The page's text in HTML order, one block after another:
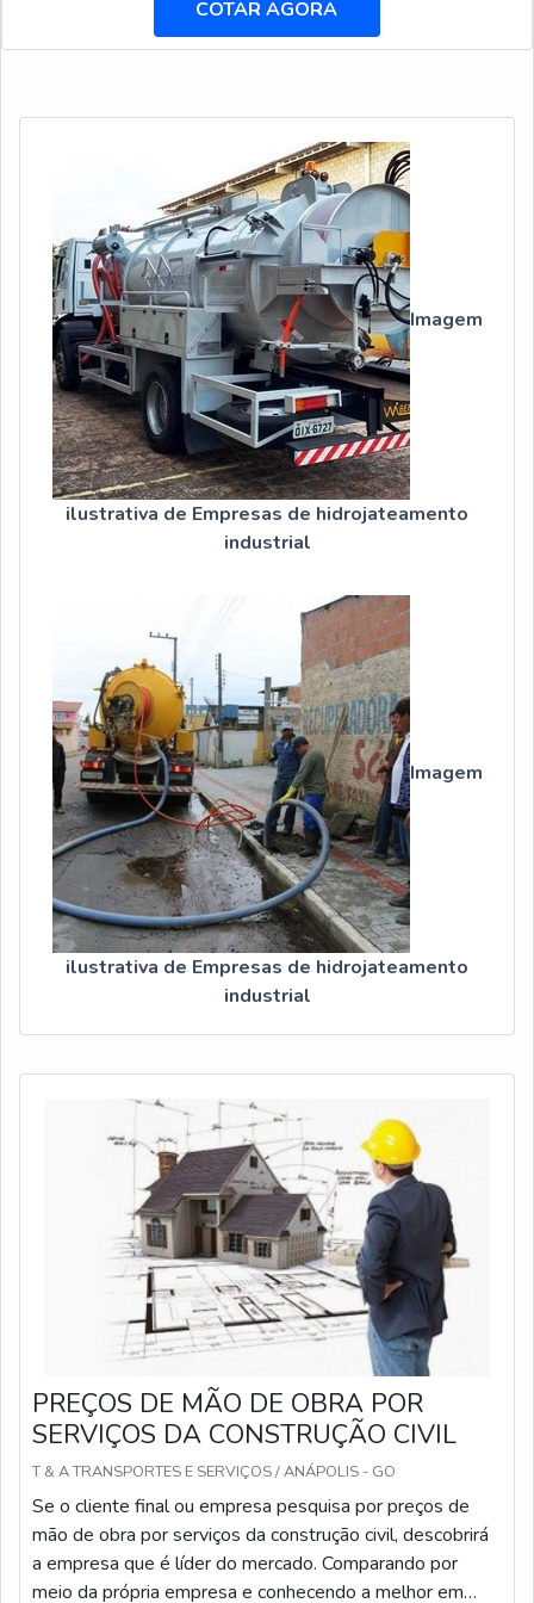
hidrojateamento industrial, com a Hidro Trevo o cliente
atingirá excelente custo-benefício com comprometimento
COTAR AGORA
Imagem
ilustrativa de Empresas de hidrojateamento
industrial
Imagem
ilustrativa de Empresas de hidrojateamento
industrial
PREÇOS DE MÃO DE OBRA POR
SERVIÇOS DA CONSTRUÇÃO CIVIL
T & A TRANSPORTES E SERVIÇOS / ANÁPOLIS - GO
Se o cliente final ou empresa pesquisa por preços de
mão de obra por serviços da construção civil, descobrirá
a empresa que é líder do mercado. Comparando por
meio da própria empresa e conhecendo a melhor em